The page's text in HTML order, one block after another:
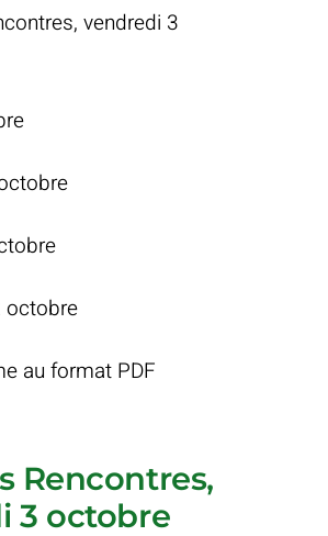
vendredi 3
octobre
au format PDF
Rencontres,
3 octobre